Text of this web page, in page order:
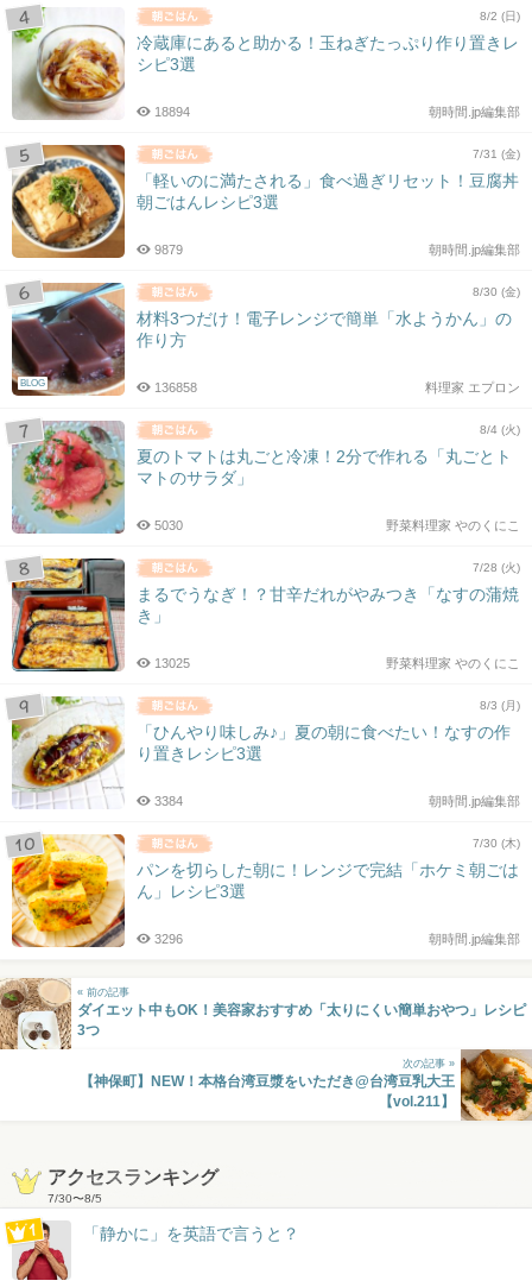
8/2 (日)
冷蔵庫にあると助かる！玉ねぎたっぷり作り置きレ
シピ3選
朝時間.jp編集部
18894
7/31 (金)
「軽いのに満たされる」食べ過ぎリセット！豆腐丼
朝ごはんレシピ3選
朝時間.jp編集部
9879
BLOG
8/30 (金)
材料3つだけ！電子レンジで簡単「水ようかん」の
作り方
料理家 エプロン
136858
8/4 (火)
夏のトマトは丸ごと冷凍！2分で作れる「丸ごとト
マトのサラダ」
野菜料理家 やのくにこ
5030
7/28 (火)
まるでうなぎ！？甘辛だれがやみつき「なすの蒲焼
き」
野菜料理家 やのくにこ
13025
8/3 (月)
「ひんやり味しみ♪」夏の朝に食べたい！なすの作
り置きレシピ3選
朝時間.jp編集部
3384
7/30 (木)
パンを切らした朝に！レンジで完結「ホケミ朝ごは
ん」レシピ3選
朝時間.jp編集部
3296
« 前の記事
ダイエット中もOK！美容家おすすめ「太りにくい簡単おやつ」レシピ
3つ
次の記事 »
【神保町】NEW！本格台湾豆漿をいただき@台湾豆乳大王
【vol.211】
アクセスランキング
7/30〜8/5
「静かに」を英語で言うと？